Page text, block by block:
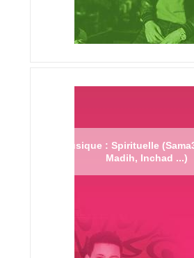
Musique : Spirituelle
Madih, Inchad ...)